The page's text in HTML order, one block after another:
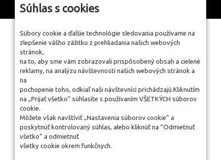
www.zelpo.sk
Súhlas s cookies
Súbory cookie a ďalšie technológie sledovania používame na
zlepšenie vášho zážitku z prehliadania našich webových
stránok,
na to, aby sme vám zobrazovali prispôsobený obsah a cielené
reklamy, na analýzu návštevnosti našich webových stránok a
na
pochopenie toho, odkiaľ naši návštevníci prichádzajú.Kliknutím
na „Prijať všetko” súhlasíte s používaním VŠETKÝCH súborov
cookie.
Môžete však navštíviť „Nastavenia súborov cookie” a
poskytnúť kontrolovaný súhlas, alebo kliknúť na “Odmietnuť
všetko” a odmietnuť
všetky cookie okrem funkčnych.